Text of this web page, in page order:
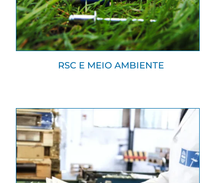
RSC E MEIO AMBIENTE